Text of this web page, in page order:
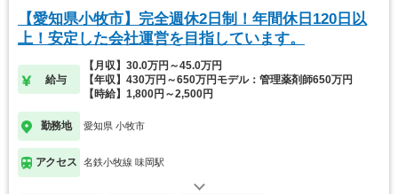
【愛知県小牧市】完全週休2日制！年間休日120日以
上！安定した会社運営を目指しています。
給与
【月収】30.0万円～45.0万円
【年収】430万円～650万円モデル：管理薬剤師650万円
【時給】1,800円～2,500円
勤務地 愛知県 小牧市
アクセス 名鉄小牧線 味岡駅